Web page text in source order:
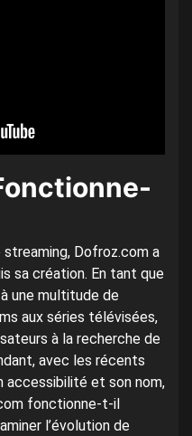
Dofroz.com a
sa création. En tant que
une multitude de
aux séries télévisées,
à la recherche de
avec les récents
accessibilité et son nom,
fonctionne-t-il
l’évolution de